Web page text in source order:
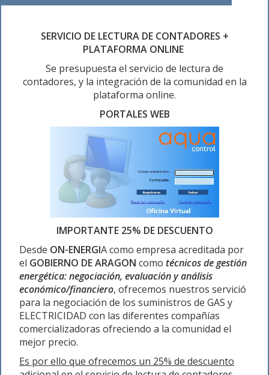
SERVICIO DE LECTURA DE CONTADORES +
PLATAFORMA ONLINE
Se presupuesta el servicio de lectura de
contadores, y la integración de la comunidad en la
plataforma online.
PORTALES WEB
IMPORTANTE 25% DE DESCUENTO
Desde ON-ENERGIA como empresa acreditada por
el GOBIERNO DE ARAGON como técnicos de gestión
energética: negociación, evaluación y análisis
económico/financiero, ofrecemos nuestros servició
para la negociación de los suministros de GAS y
ELECTRICIDAD con las diferentes compañías
comercializadoras ofreciendo a la comunidad el
mejor precio.
Es por ello que ofrecemos un 25% de descuento